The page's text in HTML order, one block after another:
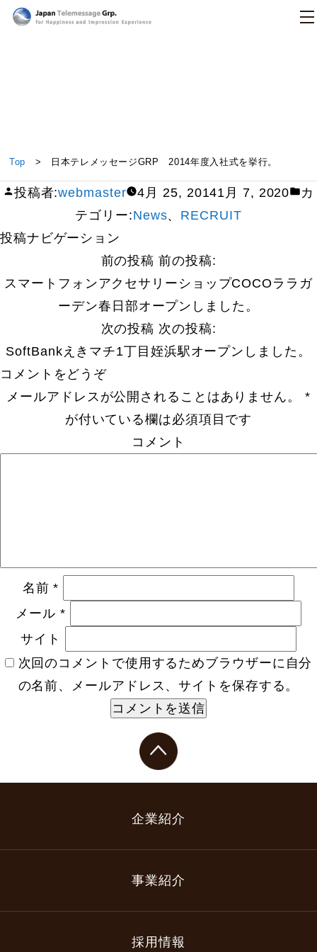
日本テレメッセージGRP 2014年度入社式を挙行。
Top > 日本テレメッセージGRP 2014年度入社式を挙行。
投稿者:webmaster 4月 25, 20141月 7, 2020
カ
テゴリー:News、 RECRUIT
投稿ナビゲーション
前の投稿 前の投稿:
スマートフォンアクセサリーショップCOCOララガ
ーデン春日部オープンしました。
次の投稿 次の投稿:
SoftBankえきマチ1丁目姪浜駅オープンしました。
コメントをどうぞ
メールアドレスが公開されることはありません。
*
が付いている欄は必須項目です
コメント
名前*
メール *
サイト
次回のコメントで使用するためブラウザーに自分
の名前、メールアドレス、サイトを保存する。
企業紹介
事業紹介
採用情報